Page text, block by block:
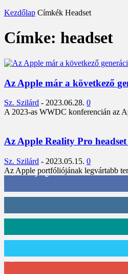
Kezdőlap Címkék Headset
Címke: headset
Az Apple már a következő
Sz. Szilárd - 2023.06.28. 0
A 2023-as WWDC konferencián az
Az Apple Reality Pro
Sz. Szilárd - 2023.05.15. 0
Az Apple portfóliójának legvártabb
3,452 Rajongók